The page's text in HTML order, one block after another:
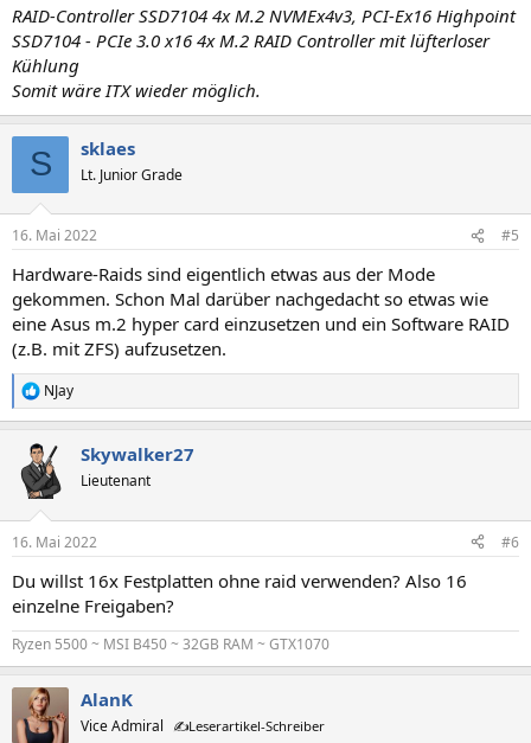
RAID-Controller SSD7104 4x M.2 NVMEx4v3, PCI-Ex16 Highpoint
SSD7104 - PCIe 3.0 x16 4x M.2 RAID Controller mit lüfterloser
Kühlung
Somitwäre ITX wieder möglich.
S sklaes
Lt. Junior Grade
16. Mai 2022 #5
Hardware-Raids sind eigentlich etwas aus der Mode
gekommen. Schon Mal darüber nachgedacht so etwas wie
eine Asus m.2 hyper card einzusetzen und ein Software RAID
(z.B. mit ZFS) aufzusetzen.
R
e
t
e
:
NJay
Skywalker27
Lieutenant
16. Mai 2022 #6
Du willst 16x Festplatten ohne raid verwenden? Also 16
einzelne Freigaben?
Ryzen 5500 ~ MSI B450 ~ 32GB RAM ~ GTX1070
AlanK
Vice Admiral ✍️Leserartikel-Schreiber